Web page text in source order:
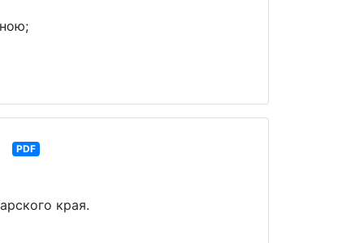
PDF
края.